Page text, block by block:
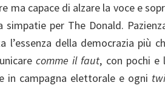
ma capace di alzare la voce e
simpatie per The Donald.
l’essenza della democrazia più
comme il faut, con pochi e
in campagna elettorale e ogni